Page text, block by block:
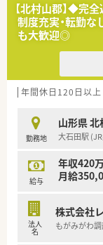
【北村山郡】◆完
制度充実・転勤な
も大歓迎◎
年間休日120日以上
勤務地
山形県
大石田駅
給与
年収420
月給
法人
名
株式会社
もがみがわ